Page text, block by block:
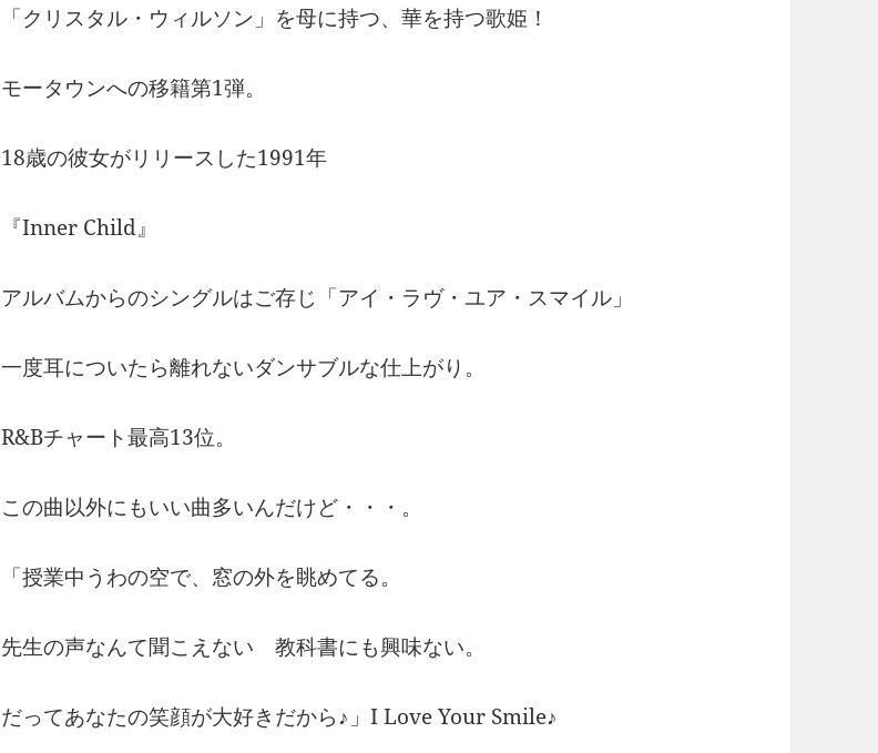
「クリスタル・ウィルソン」を母に持つ、華を持つ歌姫！
モータウンへの移籍第1弾。
18歳の彼女がリリースした1991年
『Inner Child』
アルバムからのシングルはご存じ「アイ・ラヴ・ユア・スマイル」
一度耳についたら離れないダンサブルな仕上がり。
R&Bチャート最高13位。
この曲以外にもいい曲多いんだけど・・・。
「授業中うわの空で、窓の外を眺めてる。
先生の声なんて聞こえない 教科書にも興味ない。
だってあなたの笑顔が大好きだから♪」I Love Your Smile♪